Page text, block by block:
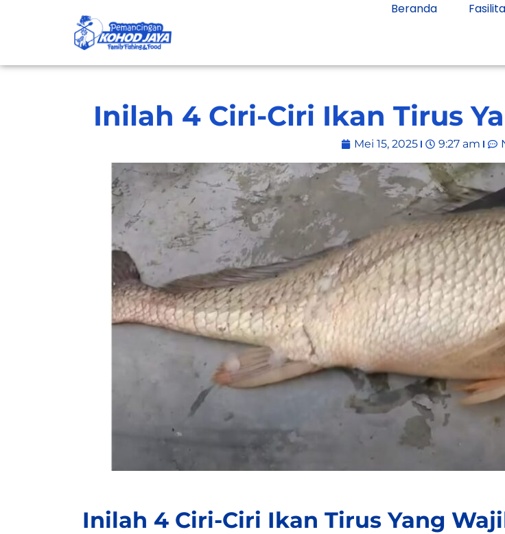
Beranda
Inilah 4 Ciri-Ciri Ikan Tirus
Mei 15, 2025 9:27 am
Inilah 4 Ciri-Ciri Ikan Tirus Yang